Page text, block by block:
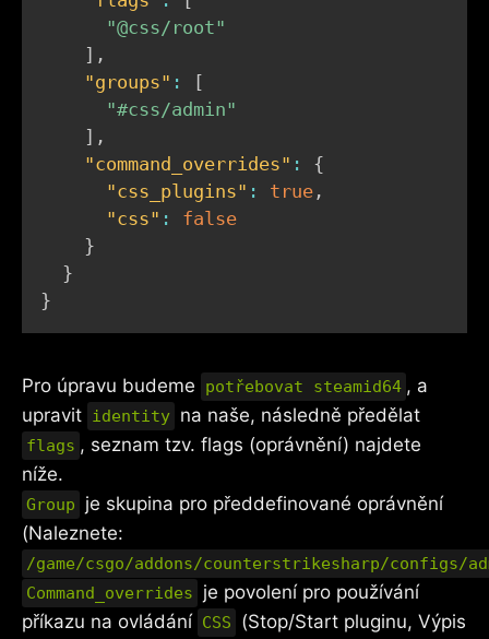
"@css/root"
] ,
"groups" :
[
"#css/admin"
] ,
"command_overrides" :
{
"css_plugins" : true ,
"css" :
false
}
}
}
Pro úpravu budeme potřebovat steamid64 , a
upravit identity na naše, následně předělat
flags , seznam tzv. flags (oprávnění) najdete
níže.
Group
je skupina pro předdefinované oprávnění
(Naleznete:
/game/csgo/addons/counterstrikesharp/configs/
Command_overrides
je povolení pro používání
příkazu na ovládání CSS
(Stop/Start pluginu, Výpis